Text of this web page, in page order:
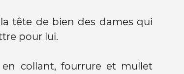
tête de bien des dames qui
pour lui.
collant, fourrure et mullet